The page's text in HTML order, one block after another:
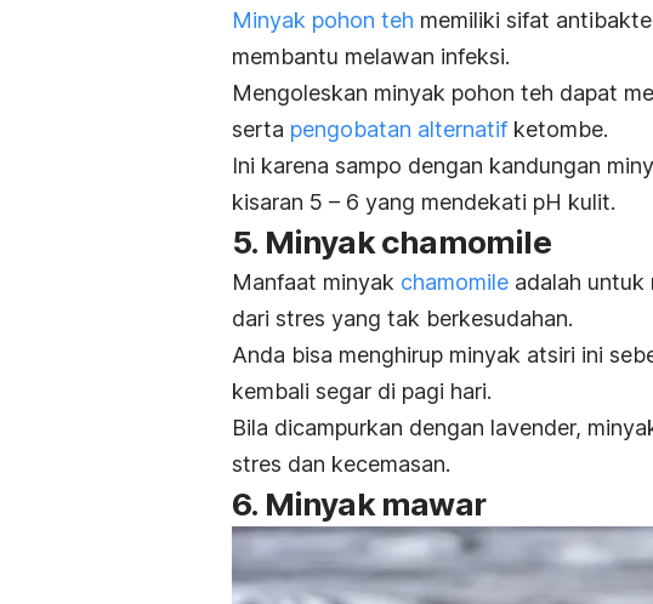
Minyak pohon teh memiliki sifat
membantu melawan infeksi.
Mengoleskan minyak pohon teh dapat
serta pengobatan alternatif ketombe.
Ini karena sampo dengan kandungan
kisaran 5 – 6 yang mendekati pH kulit.
5. Minyak chamomile
Manfaat minyak chamomile adalah untuk
dari stres yang tak berkesudahan.
Anda bisa menghirup minyak atsiri ini
kembali segar di pagi hari.
Bila dicampurkan dengan lavender,
stres dan kecemasan.
6. Minyak mawar